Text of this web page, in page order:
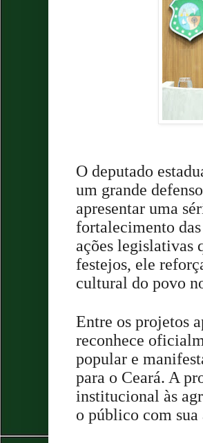
O deputado
um grande
apresentar uma
fortalecimento
ações legislativas
festejos, ele
cultural do povo
Entre os projetos
reconhece
popular e
para o Ceará. A
institucional às
o público com